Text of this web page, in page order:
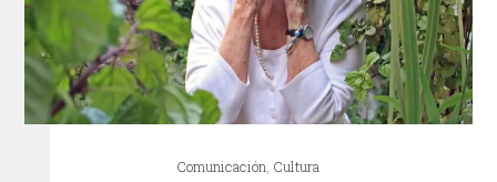
Comunicación, Cultura